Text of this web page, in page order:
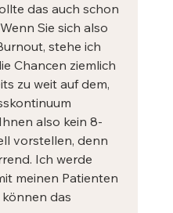
das auch schon
Sie sich also
stehe ich
Chancen ziemlich
zu weit auf dem,
also kein 8-
vorstellen, denn
Ich werde
meinen Patienten
das